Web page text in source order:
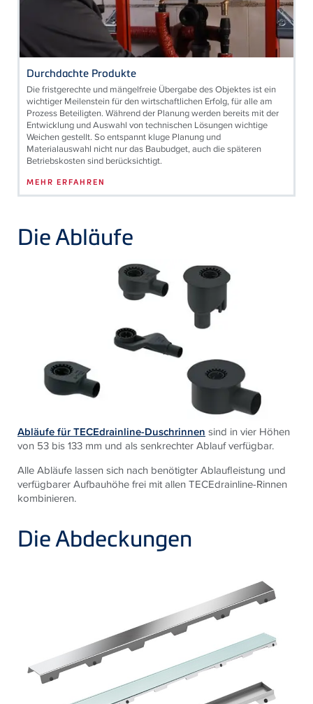
Durchdachte Produkte
Die fristgerechte und mängelfreie Übergabe des Objektes ist ein
wichtiger Meilenstein für den wirtschaftlichen Erfolg, für alle am
Prozess Beteiligten. Während der Planung werden bereits mit der
Entwicklung und Auswahl von technischen Lösungen wichtige
Weichen gestellt. So entspannt kluge Planung und
Materialauswahl nicht nur das Baubudget, auch die späteren
Betriebskosten sind berücksichtigt.
MEHR ERFAHREN
Die Abläufe
Abläufe für TECEdrainline-Duschrinnen sind in vier Höhen
von 53 bis 133 mm und als senkrechter Ablauf verfügbar.
Alle Abläufe lassen sich nach benötigter Ablaufleistung und
verfügbarer Aufbauhöhe frei mit allen TECEdrainline-Rinnen
kombinieren.
Die Abdeckungen